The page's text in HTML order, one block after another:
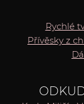
Rychlé
Přívěsky z